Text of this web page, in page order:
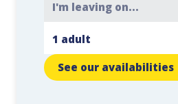
See our availabilities